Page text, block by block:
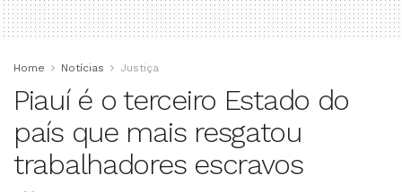
Home Notícias Justiça
Piauí é o terceiro Estado do
país que mais resgatou
trabalhadores escravos